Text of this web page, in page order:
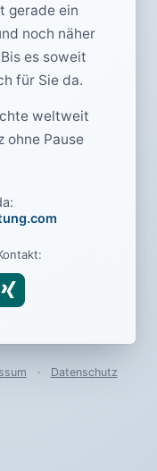
gerade ein
noch näher
es soweit
für Sie da.
weltweit
ohne Pause
· Datenschutz